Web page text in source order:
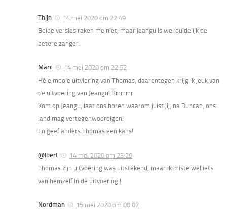
Thijn
14 mei 2020 om 22:49
Beide versies raken me niet, maar jeangu is wel duidelijk de
betere zanger.
Marc
14 mei 2020 om 22:52
Héle mooie uitviering van Thomas, daarentegen krijg ik jeuk van
de uitvoering van Jeangu! Brrrrrrr
Kom op Jeangu, laat ons horen waarom juist jij, na Duncan, ons
land mag vertegenwoordigen!
En geef anders Thomas een kans!
@lbert
14 mei 2020 om 23:29
Thomas zijn uitvoering was uitstekend, maar ik miste wel iets
van hemzelf in de uitvoering !
Nordman
15 mei 2020 om 00:07